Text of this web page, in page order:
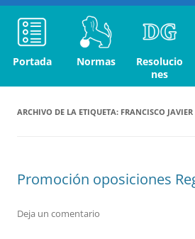
Portada Normas
Resolucio
nes
ARCHIVO DE LA ETIQUETA: FRANCISCO
Promoción oposiciones
Deja un comentario